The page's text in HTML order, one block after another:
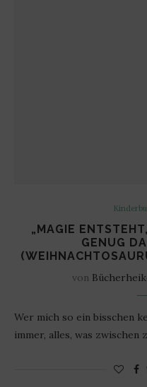
„MAGIE
GENUG
von
Wer mich so ein bisschen
immer, alles, was zwischen